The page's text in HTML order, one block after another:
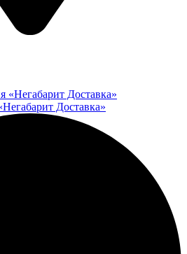
Доставка»